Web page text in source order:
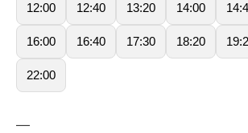
12:00 12:40 13:20 14:00
16:00 16:40 17:30 18:20
22:00
—